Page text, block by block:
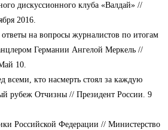
дискуссионного клуба «Валдай» //
2016.
на вопросы журналистов по итогам
Германии Ангелой Меркель //
10.
всеми, кто насмерть стоял за каждую
рубеж Отчизны // Президент России. 9
Российской Федерации // Министерство